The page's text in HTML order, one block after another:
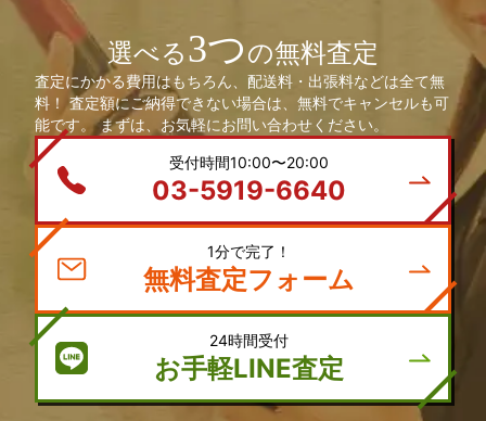
選べる3つの無料査定
査定にかかる費用はもちろん、配送料・出張料などは全て無
料！ 査定額にご納得できない場合は、無料でキャンセルも可
能です。 まずは、お気軽にお問い合わせください。
受付時間10:00〜20:00
03-5919-6640
1分で完了！
無料査定フォーム
24時間受付
お手軽LINE査定